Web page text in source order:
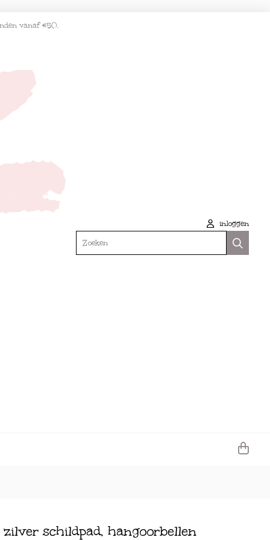
vanaf €50.
inloggen
schildpad, hangoorbellen